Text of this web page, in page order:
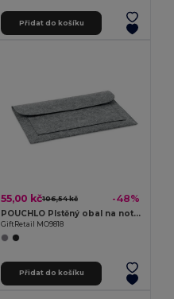
Přidat do košíku
55,00 kč106,54 kč -48%
POUCHLO Plstěný obal na notebook
GiftRetail MO9818
Přidat do košíku